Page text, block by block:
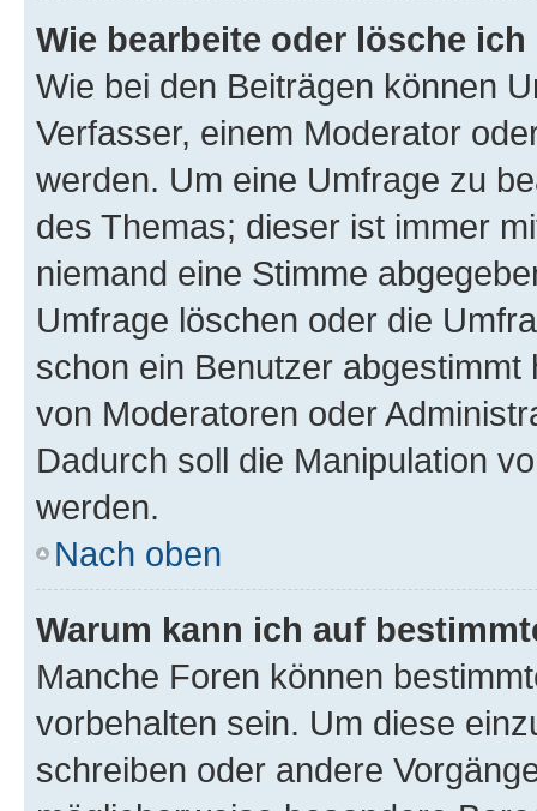
Wie bearbeite oder lösche
Wie bei den Beiträgen können
Verfasser, einem Moderator
werden. Um eine Umfrage zu
des Themas; dieser ist immer
niemand eine Stimme
Umfrage löschen oder die
schon ein Benutzer
von Moderatoren oder
Dadurch soll die Manipulation
werden.
Nach oben
Warum kann ich auf
Manche Foren können
vorbehalten sein. Um diese
schreiben oder andere